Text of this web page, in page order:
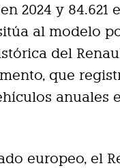
2024 y 84.621
al modelo
del
que
anuales
europeo, el